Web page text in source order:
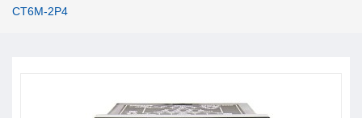
CT6M-2P4